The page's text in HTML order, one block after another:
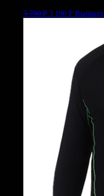
3 790Р 3 190 Р Выбрать